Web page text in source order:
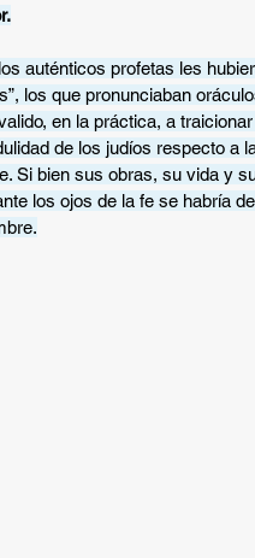
auténticos profetas les
los que pronunciaban
en la práctica, a
de los judíos respecto a
Si bien sus obras, su vida y
los ojos de la fe se habría